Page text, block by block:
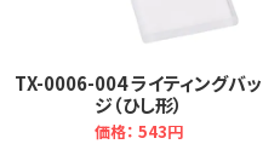
TX-0006-004 ライティングバッ
ジ（ひし形）
価格： 543円